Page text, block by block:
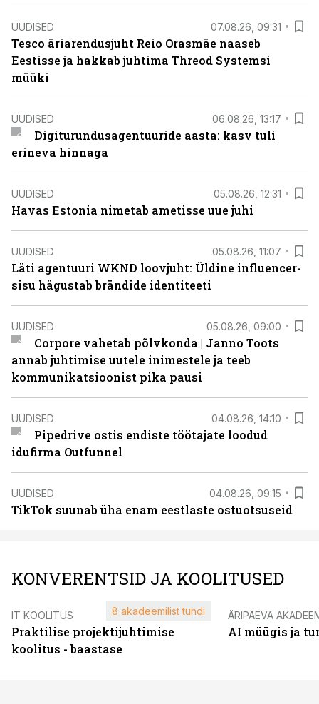
UUDISED 07.08.26, 09:31
Tesco äriarendusjuht Reio Orasmäe naaseb
Eestisse ja hakkab juhtima Threod Systemsi
müüki
UUDISED 06.08.26, 13:17
Digiturundusagentuuride aasta: kasv tuli
erineva hinnaga
UUDISED 05.08.26, 12:31
Havas Estonia nimetab ametisse uue juhi
UUDISED 05.08.26, 11:07
Läti agentuuri WKND loovjuht: Üldine influencer-
sisu hägustab brändide identiteeti
UUDISED 05.08.26, 09:00
Corpore vahetab põlvkonda | Janno Toots
annab juhtimise uutele inimestele ja teeb
kommunikatsioonist pika pausi
UUDISED 04.08.26, 14:10
Pipedrive ostis endiste töötajate loodud
idufirma Outfunnel
UUDISED 04.08.26, 09:15
TikTok suunab üha enam eestlaste ostuotsuseid
KONVERENTSID JA KOOLITUSED
IT KOOLITUS
Praktilise projektijuhtimise
koolitus - baastase
8 akadeemilist tundi ÄRIPÄEVA
AI müügis ja